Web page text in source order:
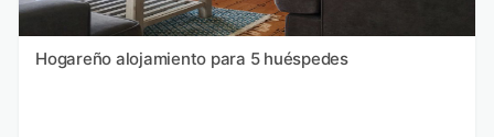
Hogareño alojamiento para 5 huéspedes